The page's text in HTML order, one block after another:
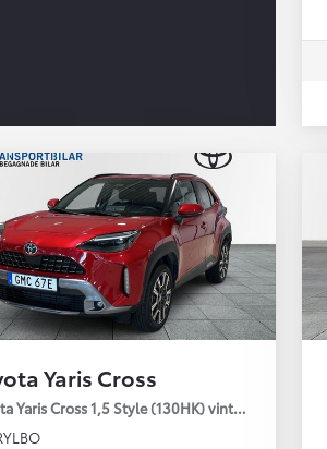
350 900 kr
3 450 kr/mån
Billån
GR GT
soul lives on
JBL
Yaris Cross
Yaris Cross 1,5 Style (130HK) vinterhjul